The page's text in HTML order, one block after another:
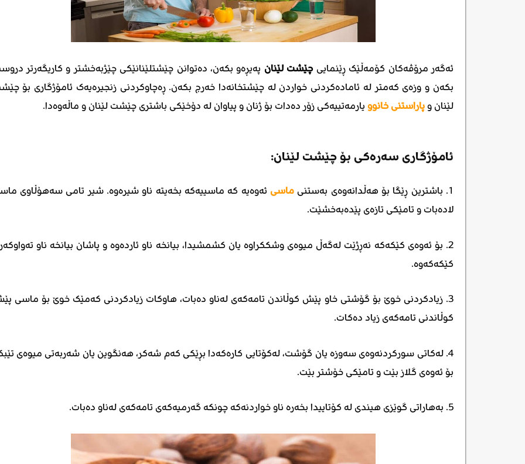
ئەگەر مرۆڤەکان کۆمەڵێک ڕێنمایی چێشت لێنان پەیڕەو بکەن، دەتوانن چێشتلێنانێکی چێژبەخشتر و کاریگەرتر
بکەن و وزەی کەمتر لە ئامادەکردنی خواردن لە چێشتخانەدا خەرج بکەن. ڕەچاوکردنی زنجیرەیەک ئامۆژگاری بۆ
لێنان وپاراستنی خانوویارمەتییەکی زۆر دەدات بۆ ژنان و پیاوان لە دۆخێکی باشتری چێشت لێنان و ماڵەوەدا.
ئامۆژگاری سەرەکی بۆ چێشت لێنان:
1. باشترین ڕێگا بۆ هەڵدانەوەی بەستنی ماسی ئەوەیە کە ماسییەکە بخەیتە ناو شیرەوە. شیر تامی سەهۆڵاوی
لادەبات و تامێکی تازەی پێدەبەخشێت.
2. بۆ ئەوەی کێکەکە نەڕژێت لەگەڵ میوەی وشککراوە یان کشمشیدا، بیانخە ناو ئاردەوە و پاشان بیانخە ناو
کێکەکەوە.
3. زیادکردنی خوێ بۆ گۆشتی خاو پێش کوڵاندن تامەکەی لەناو دەبات، هاوکات زیادکردنی کەمێک خوێ بۆ ماسی
کوڵاندنی تامەکەی زیاد دەکات.
4. لەکاتی سورکردنەوەی سەوزە یان گۆشت، لەکۆتایی کارەکەدا بڕێکی کەم شەکر، هەنگوین یان شەربەتی میوەی
بۆ ئەوەی گلاز بێت و تامێکی خۆشتر بێت.
5. بەهاراتی گوێزی هیندی لە کۆتاییدا بخەرە ناو خواردنەکە چونکە گەرمیەکەی تامەکەی لەناو دەبات.